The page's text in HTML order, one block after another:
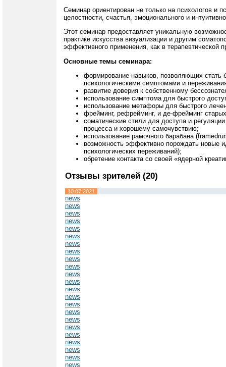
Семинар ориентирован не только на психологов и
целостности, счастья, эмоционального и
Этот семинар предоставляет уникальную
практике искусства визуализации и другим
эффективного применения, как в терапевтической
Основные темы семинара:
формирование навыков, позволяющих стать
психологическими симптомами и
развитие доверия к собственному
использование симптома для быстрого
использование метафоры для быстрого
фрейминг, рефрейминг, и де-фрейминг
соматические стили для доступа и
процесса и хорошему самочувствию;
использование рамочного барабана
возможность эффективно порождать новые
психологических переживаний);
обретение контакта со своей «ядерной
Отзывы зрителей (20)
10.07.2021
news
news
news
news
news
news
news
news
news
news
news
news
news
news
news
news
news
news
news
news
news
news
news